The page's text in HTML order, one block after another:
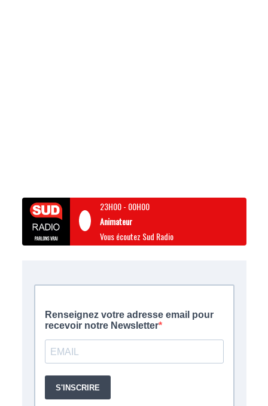
23H00- 00H00
Animateur
Vous écoutez Sud Radio